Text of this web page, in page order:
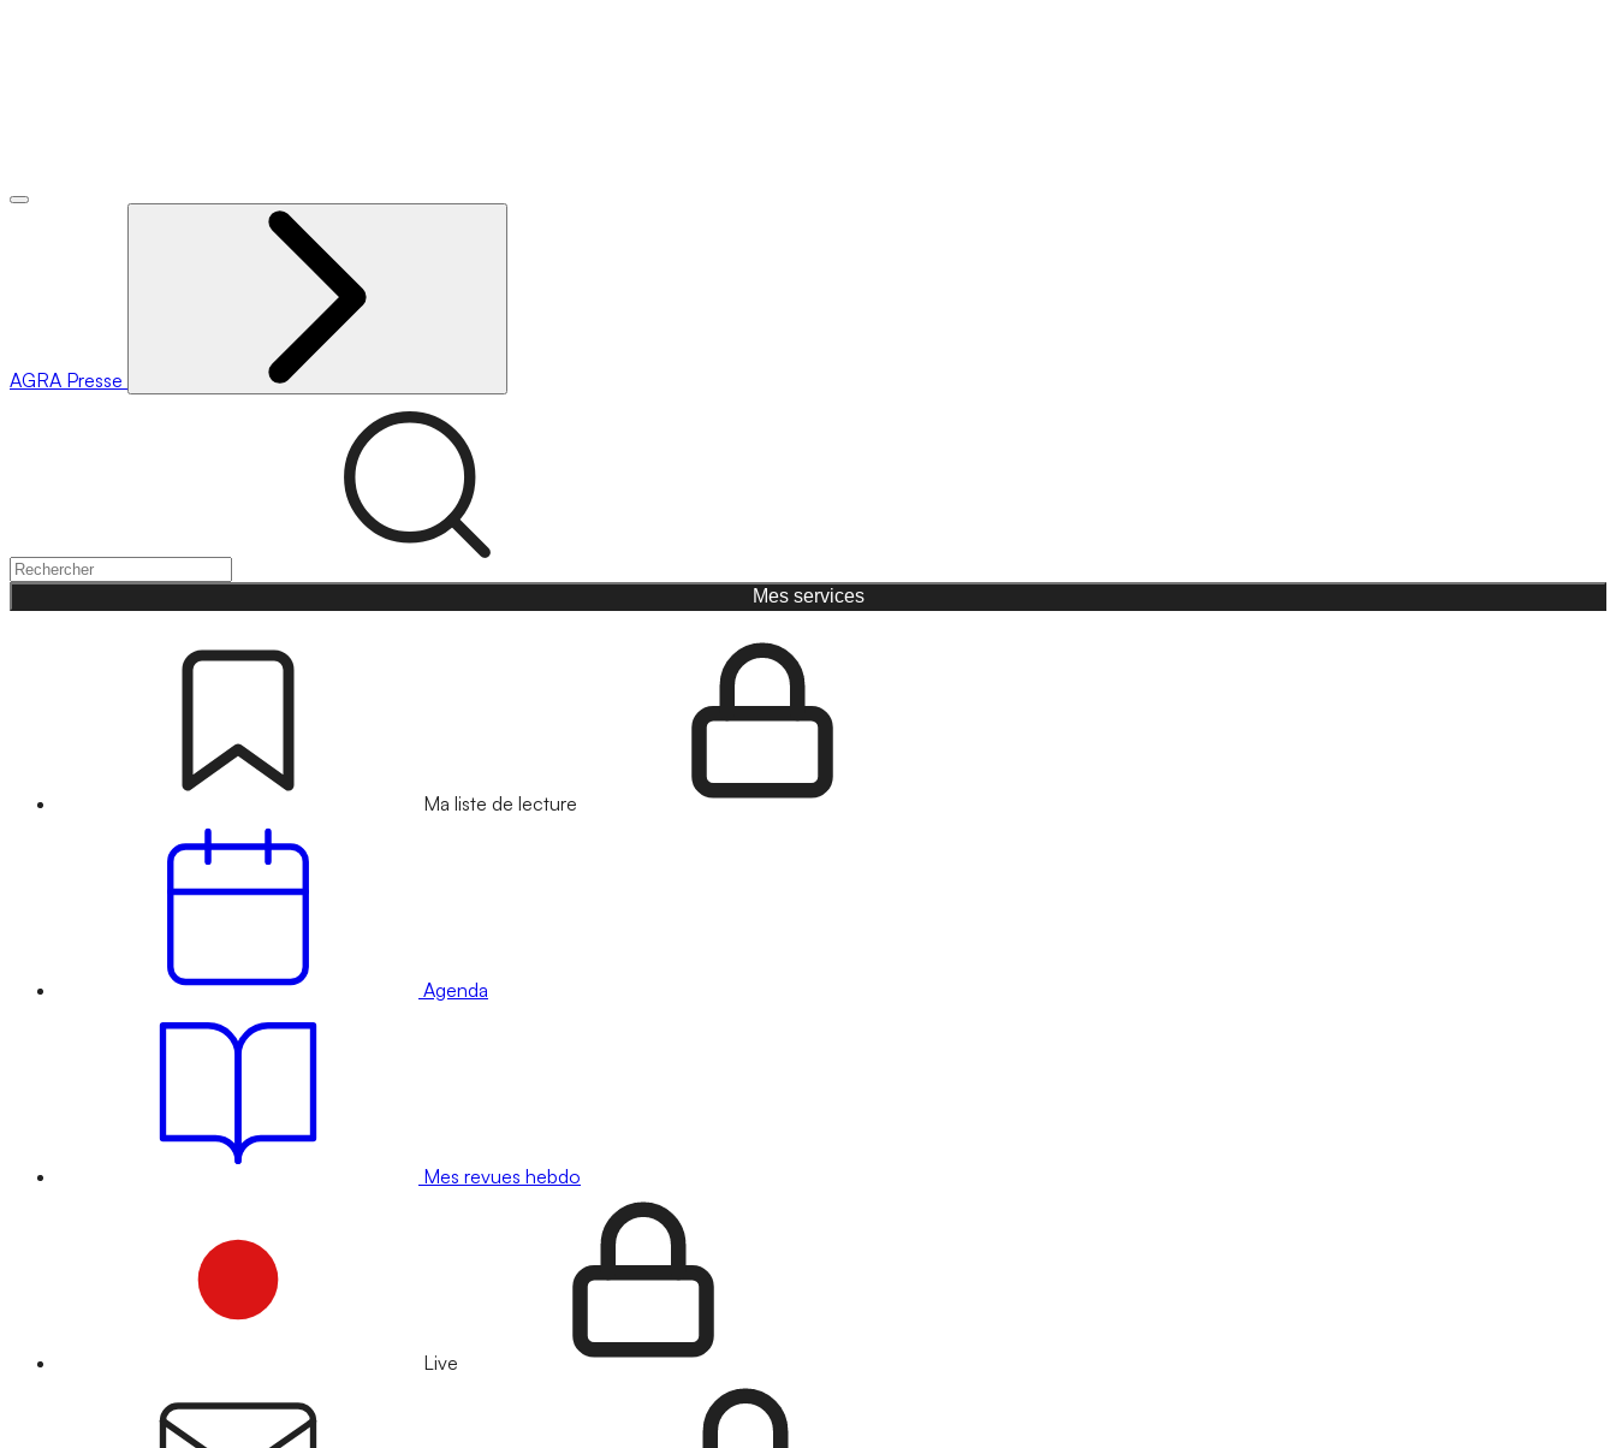
AGRA Presse
Mes services
Ma liste de lecture
Agenda
Mes revues hebdo
Live